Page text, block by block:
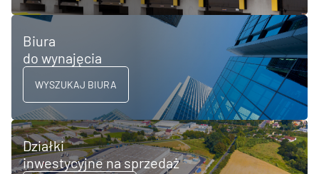
Biura
do wynajęcia
WYSZUKAJ BIURA
Działki
inwestycyjne na sprzedaż